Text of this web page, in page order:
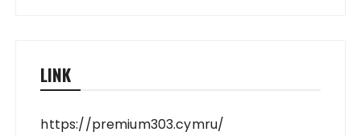
LINK
https://premium303.cymru/